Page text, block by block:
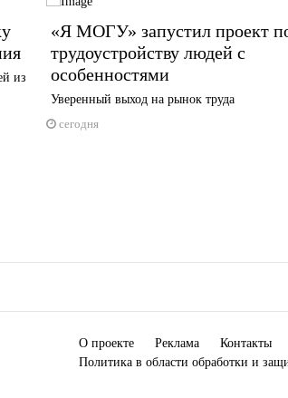
из
«Я МОГУ» запустил проект
трудоустройству людей с
особенностями
Уверенный выход на рынок труда
сегодня
О проекте Реклама
Контакты
Политика в области обработки и